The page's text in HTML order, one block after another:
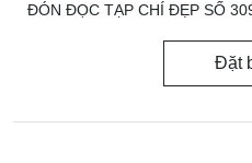
ĐÓN ĐỌC TẠP CHÍ ĐẸP SỐ
Đặt